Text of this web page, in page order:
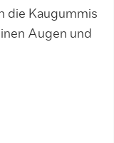
die Kaugummis
Augen und